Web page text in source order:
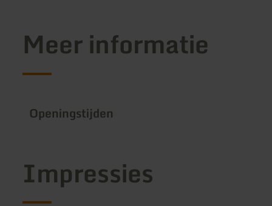
Meer informatie
Openingstijden
Impressies